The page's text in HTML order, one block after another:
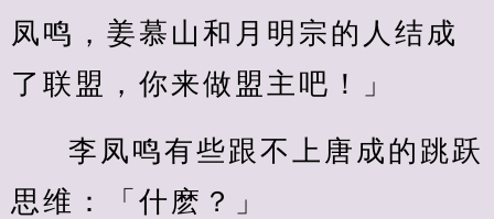
凤鸣，姜慕山和月明宗的人结成
了联盟，你来做盟主吧！」
李凤鸣有些跟不上唐成的跳跃
思维：「什麽？」